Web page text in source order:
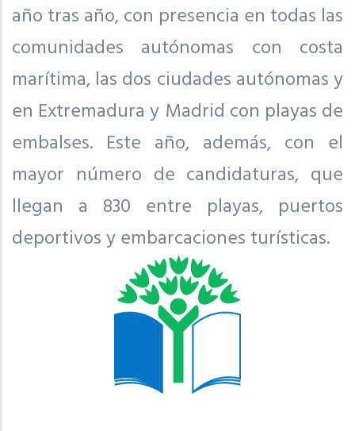
año tras año, con presencia en todas las
comunidades autónomas con costa
marítima, las dos ciudades autónomas y
en Extremadura y Madrid con playas de
embalses. Este año, además, con el
mayor número de candidaturas, que
llegan a 830 entre playas, puertos
deportivos y embarcaciones turísticas.